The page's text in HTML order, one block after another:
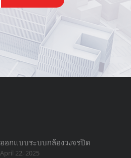
ออกแบบระบบกล้องวงจรปิด
April 22, 2025